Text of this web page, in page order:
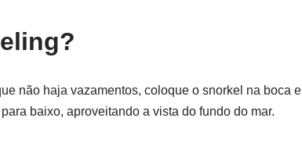
não haja vazamentos, coloque o snorkel na boca e
baixo, aproveitando a vista do fundo do mar.